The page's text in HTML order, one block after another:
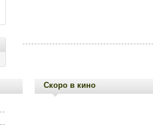
Скоро в кино